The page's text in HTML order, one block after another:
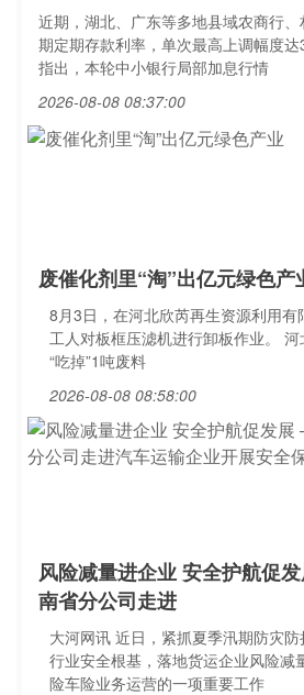
近期，湖北、广东等多地县域农商行
期定期存款利率，单次最高上调幅度
指出，本轮中小银行局部加息行情
2026-08-08 08:37:00
废催化剂里“淘”出亿元绿色产
8月3日，在河北欣芮再生资源利用有
工人对板框压滤机进行卸板作业。
“吃掉”1吨废料
2026-08-08 08:58:00
风险减量进企业 安全护航促
南省分公司走进
大河网讯 近日，紧抓夏季汛期防灾
行业安全根基，落地货运企业风险减
险车险业务运营的一项重要工作